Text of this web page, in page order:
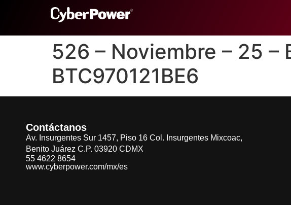
526 – Noviembre – 25 –
BTC970121BE6
Contáctanos
Av. Insurgentes Sur 1457, Piso 16 Col. Insurgentes Mixcoac,
Benito Juárez C.P. 03920 CDMX
55 4622 8654
www.cyberpower.com/mx/es